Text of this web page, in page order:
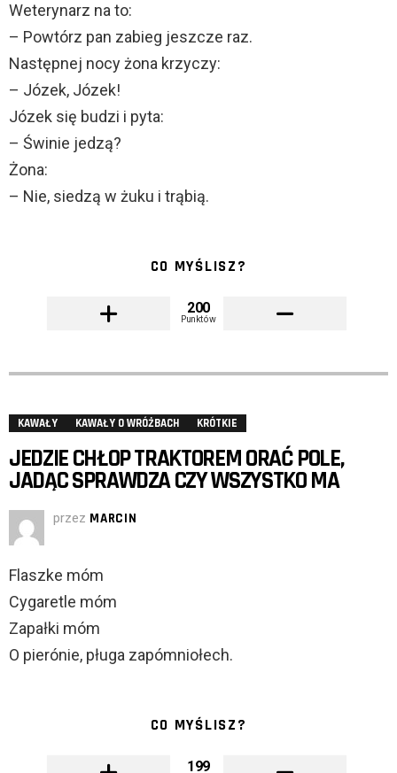
Weterynarz na to:
– Powtórz pan zabieg jeszcze raz.
Następnej nocy żona krzyczy:
– Józek, Józek!
Józek się budzi i pyta:
– Świnie jedzą?
Żona:
– Nie, siedzą w żuku i trąbią.
CO MYŚLISZ?
200
Punktów
KAWAŁY KAWAŁY O WRÓŻBACH KRÓTKIE
JEDZIE CHŁOP TRAKTOREM ORAĆ POLE,
JADĄC SPRAWDZA CZY WSZYSTKO MA
przez MARCIN
Flaszke móm
Cygaretle móm
Zapałki móm
O pierónie, pługa zapómniołech.
CO MYŚLISZ?
199